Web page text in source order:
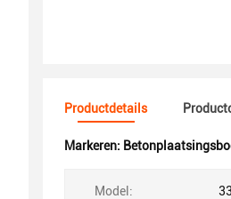
Productdetails
Markeren:
Model: